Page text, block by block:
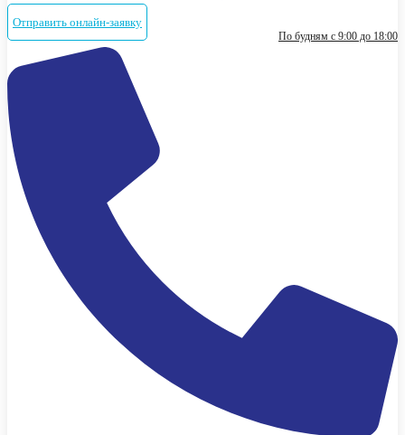
Отправить онлайн-заявку
По будням с 9:00 до 18:00